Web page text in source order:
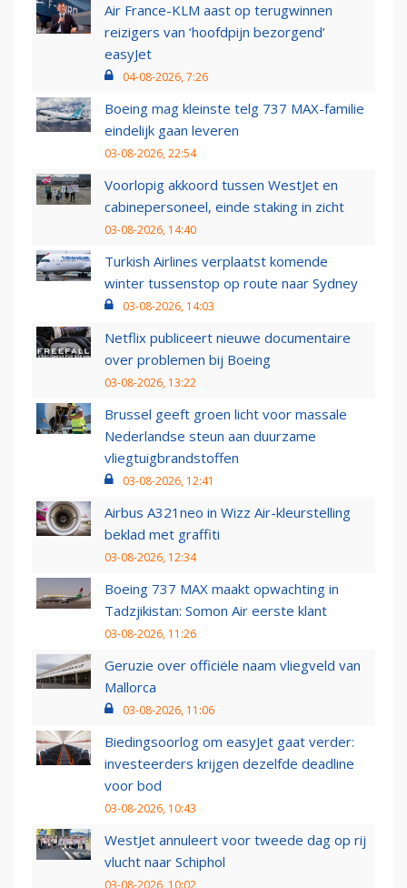
Air France-KLM aast op terugwinnen
reizigers van ‘hoofdpijn bezorgend’
easyJet
04-08-2026, 7:26
Boeing mag kleinste telg 737 MAX-familie
eindelijk gaan leveren
03-08-2026, 22:54
Voorlopig akkoord tussen WestJet en
cabinepersoneel, einde staking in zicht
03-08-2026, 14:40
Turkish Airlines verplaatst komende
winter tussenstop op route naar Sydney
03-08-2026, 14:03
Netflix publiceert nieuwe documentaire
over problemen bij Boeing
03-08-2026, 13:22
Brussel geeft groen licht voor massale
Nederlandse steun aan duurzame
vliegtuigbrandstoffen
03-08-2026, 12:41
Airbus A321neo in Wizz Air-kleurstelling
beklad met graffiti
03-08-2026, 12:34
Boeing 737 MAX maakt opwachting in
Tadzjikistan: Somon Air eerste klant
03-08-2026, 11:26
Geruzie over officiële naam vliegveld van
Mallorca
03-08-2026, 11:06
Biedingsoorlog om easyJet gaat verder:
investeerders krijgen dezelfde deadline
voor bod
03-08-2026, 10:43
WestJet annuleert voor tweede dag op rij
vlucht naar Schiphol
03-08-2026, 10:02